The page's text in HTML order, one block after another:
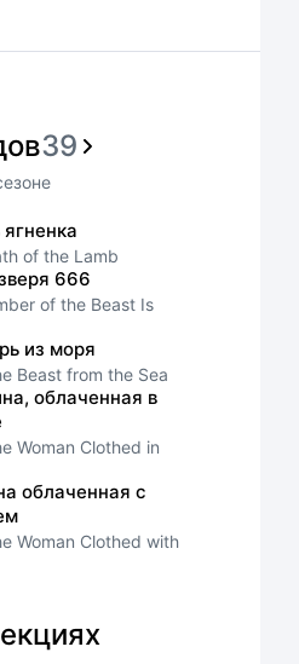
39
of the Lamb
666
of the Beast Is
из моря
Beast from the Sea
облаченная в
Woman Clothed in
облаченная с
Woman Clothed with